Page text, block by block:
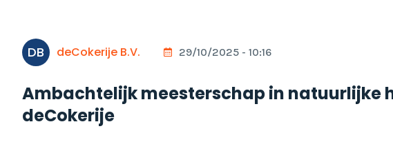
DB deCokerije B.V. 29/10/2025 - 10:16
Ambachtelijk meesterschap in natuurlijke
deCokerije